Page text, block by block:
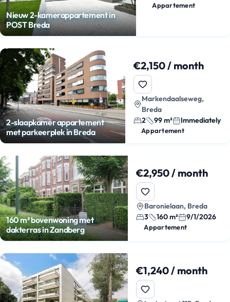
Nieuw 2-kamerappartement in
POST Breda
Appartement
2-slaapkamer appartement
met parkeerplek in Breda
€2,150 / month
Markendaalseweg,
Breda
2
99 m² Immediately
Appartement
160 m² bovenwoning met
dakterras in Zandberg
€2,950 / month
Baronielaan, Breda
3
160 m² 9/1/2026
Appartement
€1,240 / month